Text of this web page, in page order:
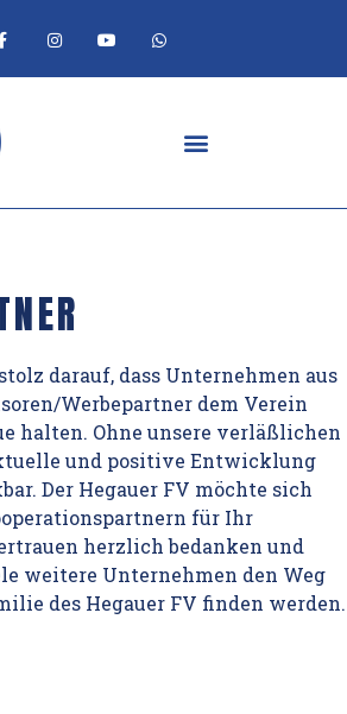
darauf, dass Unternehmen aus
Werbepartner dem Verein
halten. Ohne unsere verläßlichen
und positive Entwicklung
Der Hegauer FV möchte sich
für Ihr
herzlich bedanken und
weitere Unternehmen den Weg
des Hegauer FV finden werden.